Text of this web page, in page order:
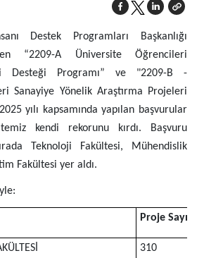
Destek Programları Başkanlığı
“2209-A Üniversite Öğrencileri
Desteği Programı” ve "2209-B -
Sanayiye Yönelik Araştırma Projeleri
yılı kapsamında yapılan başvurular
kendi rekorunu kırdı. Başvuru
Teknoloji Fakültesi, Mühendislik
Fakültesi yer aldı.
Proje Sayısı
310